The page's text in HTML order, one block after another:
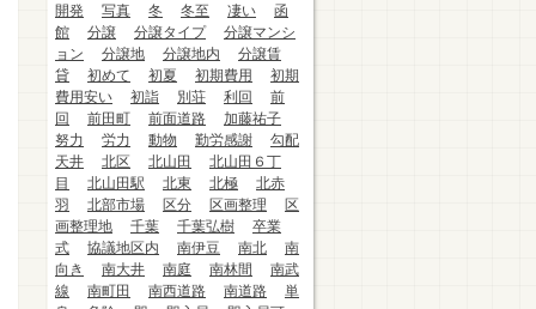
開発
写真 冬 冬至 凄い
函
館
分譲 分譲タイプ
分譲マンシ
ョン
分譲地 分譲地内
分譲賃
貸
初めて 初夏 初期費用
初期
費用安い
初詣 別荘 利回
前
回
前田町 前面道路
加藤祐子
努力
労力 動物 勤労感謝
勾配
天井
北区 北山田
北山田６丁
目
北山田駅 北東 北極
北赤
羽
北部市場 区分 区画整理
区
画整理地
千葉 千葉弘樹
卒業
式
協議地区内 南伊豆 南北
南
向き
南大井 南庭 南林間
南武
線
南町田 南西道路 南道路
単